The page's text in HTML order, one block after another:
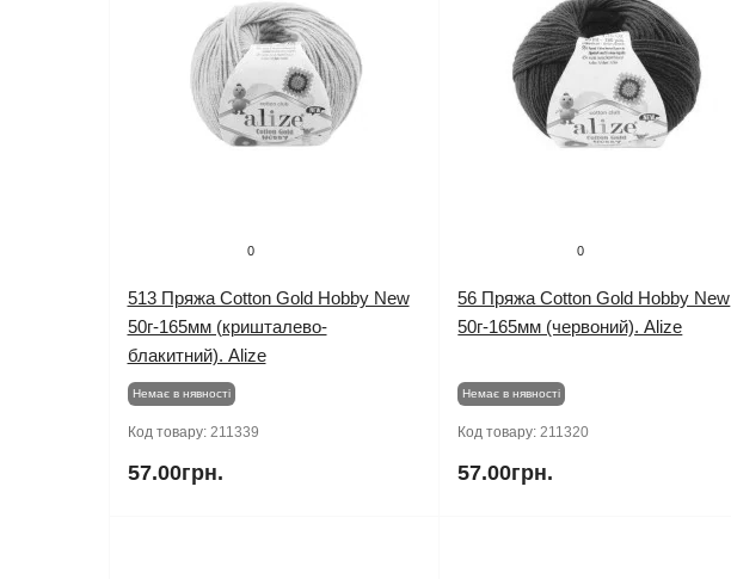
0
513 Пряжа Cotton Gold Hobby New
50г-165мм (кришталево-
блакитний). Alize
Немає в нявності
Код товару: 211339
57.00грн.
0
56 Пряжа Cotton Gold Hobby New
50г-165мм (червоний). Alize
Немає в нявності
Код товару:211320
57.00грн.